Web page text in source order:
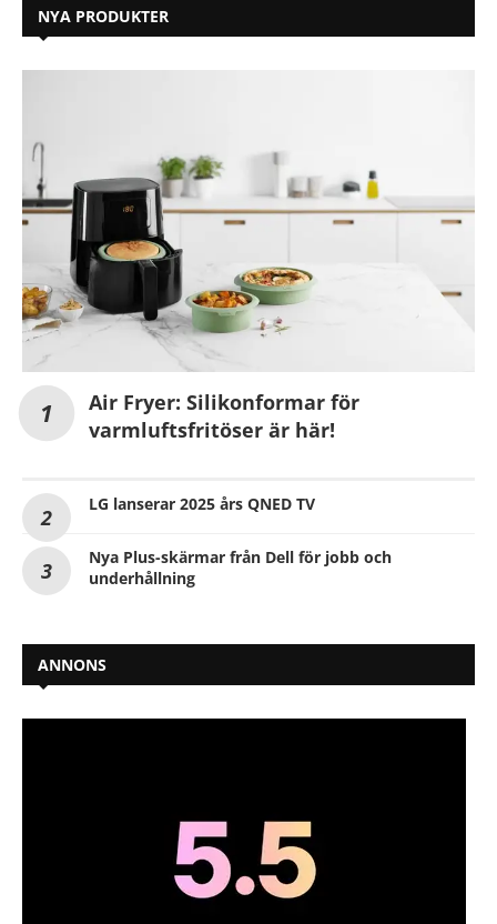
NYA PRODUKTER
Air Fryer: Silikonformar för
varmluftsfritöser är här!
LG lanserar 2025 års QNED TV
Nya Plus-skärmar från Dell för jobb och
underhållning
ANNONS